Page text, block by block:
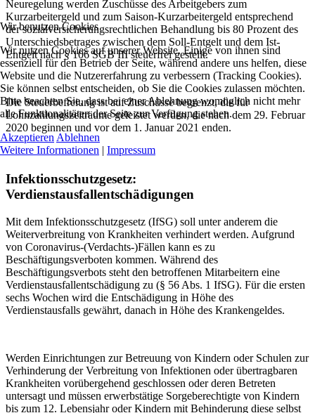
Neuregelung werden Zuschüsse des Arbeitgebers zum
Kurzarbeitergeld und zum Saison-Kurzarbeitergeld entsprechend
der sozialversicherungsrechtlichen Behandlung bis 80 Prozent des
Unterschiedsbetrages zwischen dem Soll-Entgelt und dem Ist-
Entgelt nach § 106 SGB III steuerfrei gestellt.
Die Steuerbefreiung ist auf Zuschüsse begrenzt, die für
Lohnzahlungszeiträume geleistet werden, die nach dem 29. Februar
2020 beginnen und vor dem 1. Januar 2021 enden.
Infektionsschutzgesetz:
Verdienstausfallentschädigungen
Mit dem Infektionsschutzgesetz (IfSG) soll unter anderem die
Weiterverbreitung von Krankheiten verhindert werden. Aufgrund
von Coronavirus-(Verdachts-)Fällen kann es zu
Beschäftigungsverboten kommen. Während des
Beschäftigungsverbots steht den betroffenen Mitarbeitern eine
Verdienstausfallentschädigung zu (§ 56 Abs. 1 IfSG). Für die ersten
sechs Wochen wird die Entschädigung in Höhe des
Verdienstausfalls gewährt, danach in Höhe des Krankengeldes.
Werden Einrichtungen zur Betreuung von Kindern oder Schulen zur
Verhinderung der Verbreitung von Infektionen oder übertragbaren
Krankheiten vorübergehend geschlossen oder deren Betreten
untersagt und müssen erwerbstätige Sorgeberechtigte von Kindern
bis zum 12. Lebensjahr oder Kindern mit Behinderung diese selbst
Wir benutzen Cookies
Wir nutzen Cookies auf unserer Website. Einige von ihnen sind
essenziell für den Betrieb der Seite, während andere uns helfen, diese
Website und die Nutzererfahrung zu verbessern (Tracking Cookies).
Sie können selbst entscheiden, ob Sie die Cookies zulassen möchten.
Bitte beachten Sie, dass bei einer Ablehnung womöglich nicht mehr
alle Funktionalitäten der Seite zur Verfügung stehen.
Akzeptieren Ablehnen
Weitere Informationen | Impressum